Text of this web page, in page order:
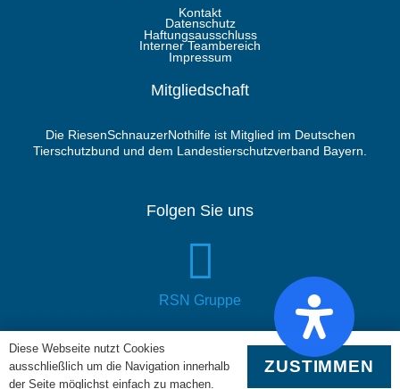
Kontakt
Datenschutz
Haftungsausschluss
Interner Teambereich
Impressum
Mitgliedschaft
Die RiesenSchnauzerNothilfe ist Mitglied im Deutschen
Tierschutzbund und dem Landestierschutzverband Bayern.
Folgen Sie uns
RSN Gruppe
Diese Webseite nutzt Cookies
ausschließlich um die Navigation innerhalb
der Seite möglichst einfach zu machen.
ZUSTIMMEN